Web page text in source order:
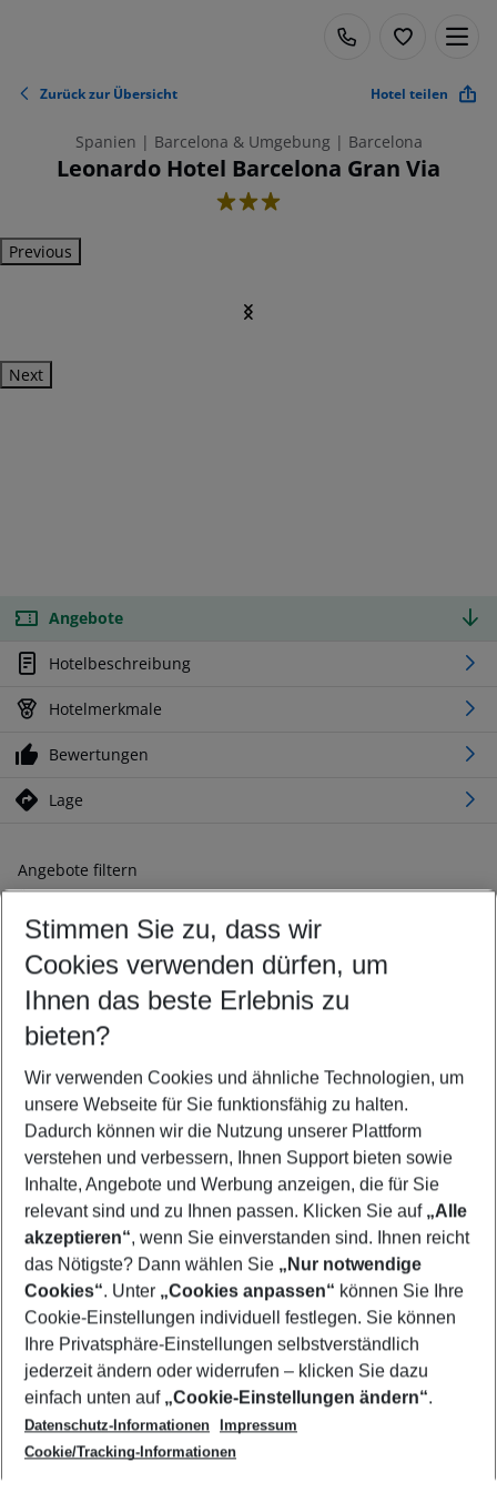
Zurück zur Übersicht Hotel teilen
Spanien | Barcelona & Umgebung | Barcelona
Leonardo Hotel Barcelona Gran Via
3
Previous
Next
Angebote
Hotelbeschreibung
Hotelmerkmale
Bewertungen
Lage
Angebote filtern
Ändern Sie Ihre Kriterien nach Ihren Wünschen
Abflughafen wählen
Beliebiger Abflughafen
Reisezeitraum wählen
10.08.26– 08.08.27 5-8 Nächte
2 Erwachsene Keine Kinder
Mehr Filter anzeigen
Footer
Footer navigation
Über uns
AGB
Cookie-Einstellungen ändern
Cookie-Richtlinie
Datenschutz
Service & Hilfe
Barrierefreies Reisen
Check-in
Folgen Sie uns
Stimmen Sie zu, dass wir
Cookies verwenden dürfen, um
Ihnen das beste Erlebnis zu
bieten?
Wir verwenden Cookies und ähnliche Technologien, um
unsere Webseite für Sie funktionsfähig zu halten.
Dadurch können wir die Nutzung unserer Plattform
verstehen und verbessern, Ihnen Support bieten sowie
Inhalte, Angebote und Werbung anzeigen, die für Sie
relevant sind und zu Ihnen passen. Klicken Sie auf „Alle
akzeptieren“, wenn Sie einverstanden sind. Ihnen reicht
das Nötigste? Dann wählen Sie „Nur notwendige
Cookies“. Unter „Cookies anpassen“ können Sie Ihre
Cookie-Einstellungen individuell festlegen. Sie können
Ihre Privatsphäre-Einstellungen selbstverständlich
jederzeit ändern oder widerrufen – klicken Sie dazu
einfach unten auf „Cookie-Einstellungen ändern“.
Datenschutz-Informationen
Impressum
Cookie/Tracking-Informationen